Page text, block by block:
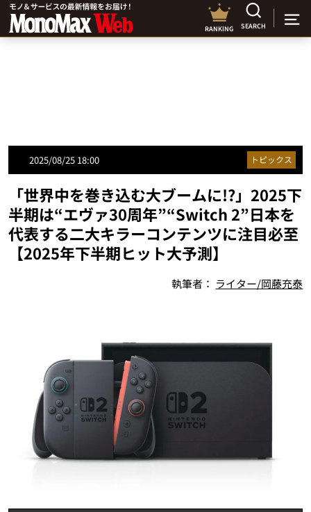
RANKING SEARCH
2025/08/25 18:00 トピックス
「世界中を巻き込む大ブームに!?」2025下
半期は“エヴァ30周年”“Switch 2”日本を
代表する二大キラーコンテンツに注目必至
【2025年下半期ヒット大予測】
執筆者： ライター/岡藤充泰